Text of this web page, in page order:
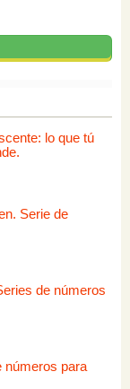
lo que tú
Serie de
de números
números para